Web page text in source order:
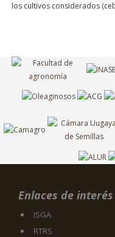
los cultivos considerados
Enlaces de interés
ISGA
RTRS